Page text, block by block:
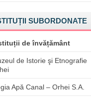
SUBORDONATE
de învățământ
de Istorie şi Etnografie
Apă Canal – Orhei S.A.